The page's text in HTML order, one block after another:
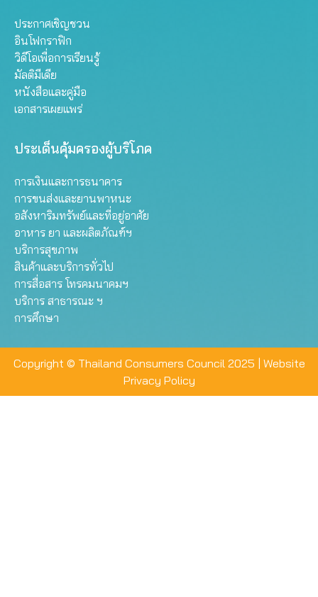
ประกาศเชิญชวน
อินโฟกราฟิก
วิดีโอเพื่อการเรียนรู้
มัลติมีเดีย
หนังสือและคู่มือ
เอกสารเผยแพร่
ประเด็นคุ้มครองผู้บริโภค
การเงินและการธนาคาร
การขนส่งและยานพาหนะ
อสังหาริมทรัพย์และที่อยู่อาศัย
อาหาร ยา และผลิตภัณฑ์ฯ
บริการสุขภาพ
สินค้าและบริการทั่วไป
การสื่อสาร โทรคมนาคมฯ
บริการ สาธารณะ ฯ
การศึกษา
Copyright © Thailand Consumers Council 2025 | Website
Privacy Policy